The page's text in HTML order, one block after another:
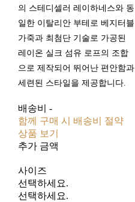
의 스테디셀러 레이하네스와 동
일한 이탈리안 부테로 베지터블
가죽과 최첨단 기술로 가공된
레이온 실크 섬유 로프의 조합
으로 제작되어 뛰어난 편안함과
세련된 스타일을 제공합니다.
배송비 -
함께 구매 시 배송비 절약
상품 보기
추가 금액
사이즈
선택하세요.
선택하세요.